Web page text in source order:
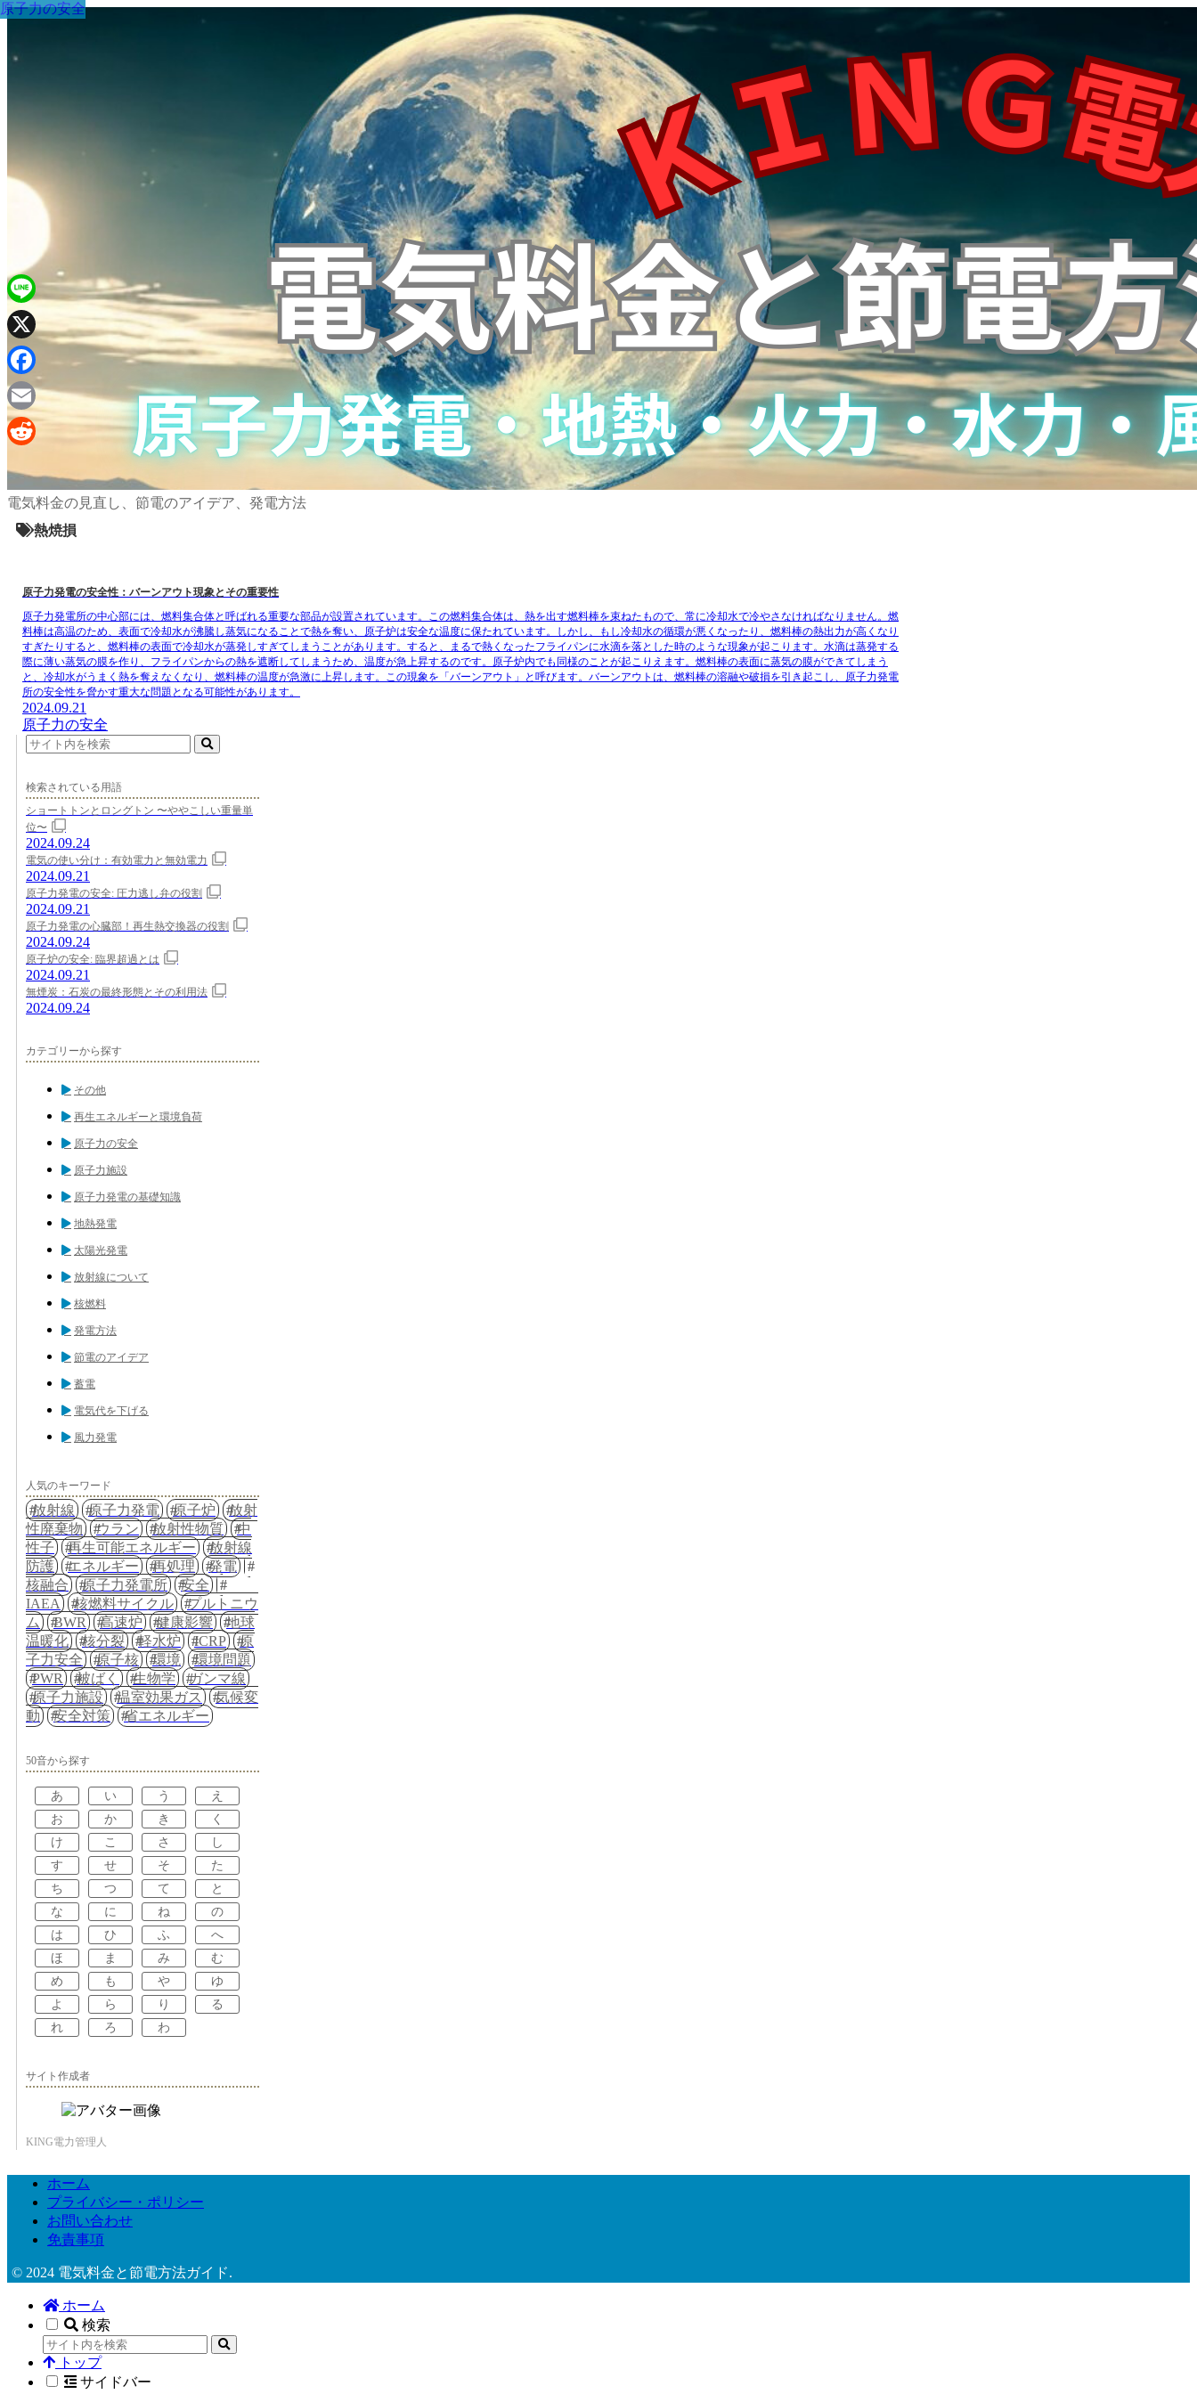
電気料金の見直し、節電のアイデア、発電方法
熱焼損
原子力の安全
原子力発電の安全性：バーンアウト現象とその重要性
原子力発電所の中心部には、燃料集合体と呼ばれる重要な部品が設置されています。この燃料集合体は、熱を出す燃料棒を束ねたもので、常に冷却水で冷やさなければなりません。燃
料棒は高温のため、表面で冷却水が沸騰し蒸気になることで熱を奪い、原子炉は安全な温度に保たれています。しかし、もし冷却水の循環が悪くなったり、燃料棒の熱出力が高くなり
すぎたりすると、燃料棒の表面で冷却水が蒸発しすぎてしまうことがあります。すると、まるで熱くなったフライパンに水滴を落とした時のような現象が起こります。水滴は蒸発する
際に薄い蒸気の膜を作り、フライパンからの熱を遮断してしまうため、温度が急上昇するのです。原子炉内でも同様のことが起こりえます。燃料棒の表面に蒸気の膜ができてしまう
と、冷却水がうまく熱を奪えなくなり、燃料棒の温度が急激に上昇します。この現象を「バーンアウト」と呼びます。バーンアウトは、燃料棒の溶融や破損を引き起こし、原子力発電
所の安全性を脅かす重大な問題となる可能性があります。
2024.09.21
原子力の安全
検索されている用語
ショートトンとロングトン 〜ややこしい重量単
位〜
2024.09.24
電気の使い分け：有効電力と無効電力
2024.09.21
原子力発電の安全: 圧力逃し弁の役割
2024.09.21
原子力発電の心臓部！再生熱交換器の役割
2024.09.24
原子炉の安全: 臨界超過とは
2024.09.21
無煙炭：石炭の最終形態とその利用法
2024.09.24
カテゴリーから探す
その他
再生エネルギーと環境負荷
原子力の安全
原子力施設
原子力発電の基礎知識
地熱発電
太陽光発電
放射線について
核燃料
発電方法
節電のアイデア
蓄電
電気代を下げる
風力発電
人気のキーワード
放射線 原子力発電 原子炉
放射
性廃棄物
ウラン 放射性物質
中
性子
再生可能エネルギー
放射線
防護
エネルギー 再処理
発電
核融合
原子力発電所
安全
IAEA
核燃料サイクル
プルトニウ
ム
BWR 高速炉 健康影響
地球
温暖化
核分裂 軽水炉 ICRP
原
子力安全
原子核 環境
環境問題
PWR
被ばく 生物学
ガンマ線
原子力施設
温室効果ガス
気候変
動
安全対策 省エネルギー
50音から探す
あ い う
え
お
か き
く
け
こ さ
し
す
せ そ
た
ち
つ て
と
な
に ね
の
は
ひ ふ
へ
ほ
ま み
む
め
も や
ゆ
よ
ら り
る
れ
ろ わ
サイト作成者
KING電力管理人
ホーム
プライバシー・ポリシー
お問い合わせ
免責事項
© 2024 電気料金と節電方法ガイド.
ホーム
検索
トップ
サイドバー
Line
X
Facebook
Email